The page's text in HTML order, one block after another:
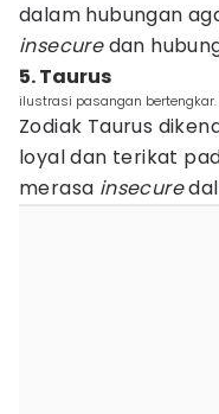
dalam hubungan
insecuredan
5. Taurus
ilustrasi pasangan
Zodiak Taurus
loyal dan terikat
merasa insecure